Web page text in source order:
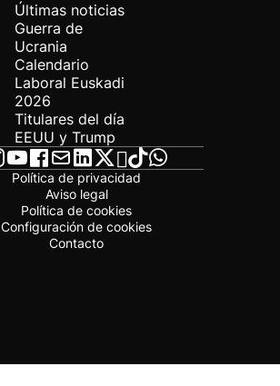
Últimas noticias
Guerra de
Ucrania
Calendario
Laboral Euskadi
2026
Titulares del día
EEUU y Trump
Política de privacidad
Aviso legal
Política de cookies
Configuración de cookies
Contacto